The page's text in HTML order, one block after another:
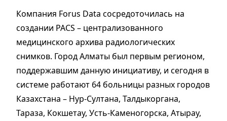
Компания Forus Data сосредоточилась на
создании PACS – централизованного
медицинского архива радиологических
снимков. Город Алматы был первым регионом,
поддержавшим данную инициативу, и сегодня в
системе работают 64 больницы разных городов
Казахстана – Нур-Султана, Талдыкоргана,
Тараза, Кокшетау, Усть-Каменогорска, Атырау,